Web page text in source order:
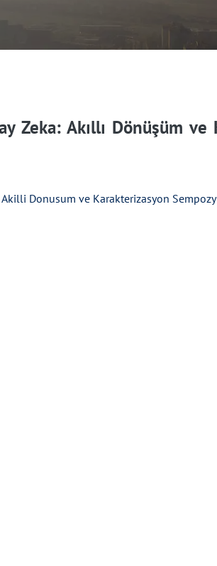
Zeka: Akıllı Dönüşüm
Akilli Donusum ve Karakterizasyon